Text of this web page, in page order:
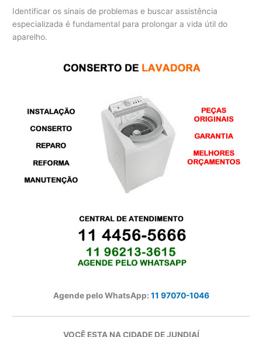
Identificar os sinais de problemas e buscar assistência
especializada é fundamental para prolongar a vida útil do
aparelho.
Agende pelo WhatsApp: 11 97070-1046
VOCÊ ESTA NA CIDADE DE JUNDIAÍ